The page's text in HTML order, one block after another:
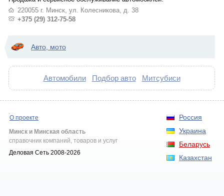
220055 г. Минск, ул. Колесникова, д. 38
+375 (29) 312-75-58
Авто, мото
Автомобили Подбор авто Митсубиси
Россия
Украина
Беларусь
Казахстан
О проекте
Минск и Минская область
справочник компаний, товаров и услуг
Деловая Сеть 2008-2026